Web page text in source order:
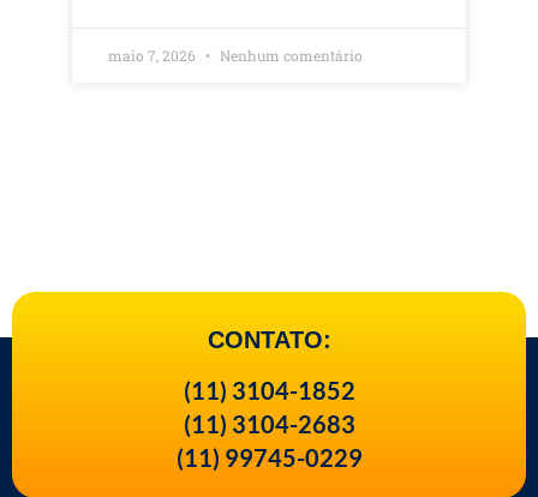
maio 7, 2026 Nenhum comentário
CONTATO:
(11) 3104-1852
(11) 3104-2683
(11) 99745-0229